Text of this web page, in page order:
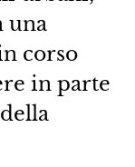
una
corso
in parte